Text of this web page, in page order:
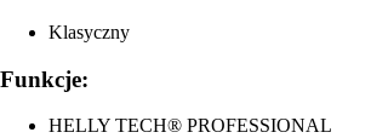
Klasyczny
Funkcje:
HELLY TECH® PROFESSIONAL